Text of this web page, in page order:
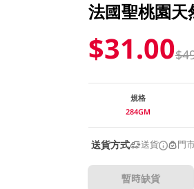
法國聖桃園
$31.00
規格
284GM
送貨方式 送貨 門
暫時缺貨